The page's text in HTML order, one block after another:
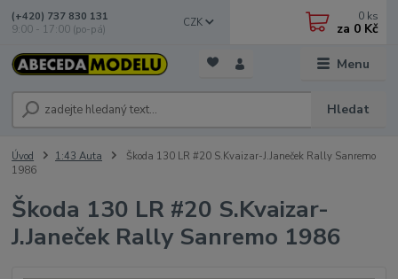
Menu
CZK
Hledat
(+420) 737 830 131
9:00 - 17:00 (po-pá)
0 ks
za 0 Kč
Úvod 1:43 Auta
Škoda 130 LR #20 S.Kvaizar-J.Janeček Rally Sanremo
1986
Škoda 130 LR #20 S.Kvaizar-
J.Janeček Rally Sanremo 1986